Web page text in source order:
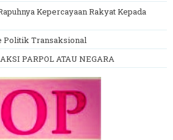
Kepercayaan Rakyat Kepada
Politik Transaksional
PARPOL ATAU NEGARA